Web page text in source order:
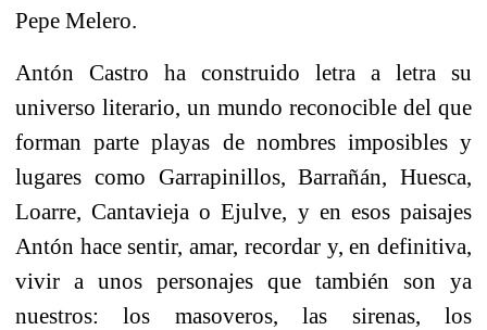
Pepe Melero.
Antón Castro ha construido letra a letra su
universo literario, un mundo reconocible del que
forman parte playas de nombres imposibles y
lugares como Garrapinillos, Barrañán, Huesca,
Loarre, Cantavieja o Ejulve, y en esos paisajes
Antón hace sentir, amar, recordar y, en definitiva,
vivir a unos personajes que también son ya
nuestros: los masoveros, las sirenas, los